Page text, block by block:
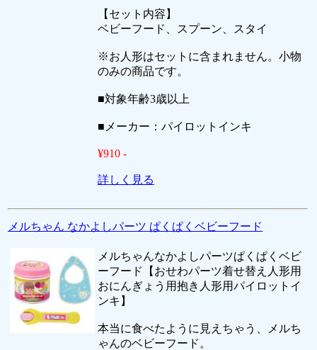
【セット内容】
ベビーフード、スプーン、スタイ
※お人形はセットに含まれません。小物
のみの商品です。
■対象年齢3歳以上
■メーカー：パイロットインキ
¥910 -
詳しく見る
メルちゃん なかよしパーツ ぱくぱくベビーフード
メルちゃんなかよしパーツぱくぱくベビ
ーフード【おせわパーツ着せ替え人形用
おにんぎょう用抱き人形用パイロットイ
ンキ】
本当に食べたように見えちゃう、メルち
ゃんのベビーフード。